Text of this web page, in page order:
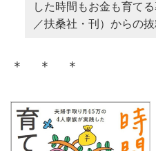
した時間もお金も育て
／扶桑社・刊）からの抜
＊ ＊ ＊